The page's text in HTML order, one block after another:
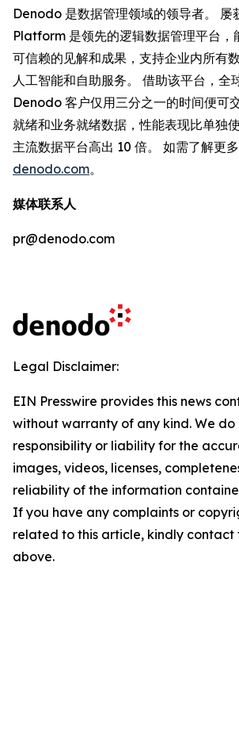
Denodo 是数据管理领域的领导者。
Platform 是领先的逻辑数据管理平台，
可信赖的见解和成果，支持企业内所有
人工智能和自助服务。 借助该平台，全
Denodo 客户仅用三分之一的时间便可
就绪和业务就绪数据，性能表现比单独
主流数据平台高出 10 倍。 如需了解更
denodo.com。
媒体联系人
pr@denodo.com
Legal Disclaimer:
EIN Presswire provides this news
without warranty of any kind. We
responsibility or liability for the
images, videos, licenses,
reliability of the information
If you have any complaints or
related to this article, kindly contact
above.